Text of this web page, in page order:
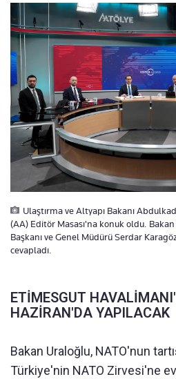
Ulaştırma ve Altyapı Bakanı
(AA) Editör Masası'na konuk oldu.
Başkanı ve Genel Müdürü Serdar
cevapladı.
ETİMESGUT
HAZİRAN'DA YAPILACAK
Bakan Uraloğlu, NATO'nun
Türkiye'nin NATO Zirvesi'ne